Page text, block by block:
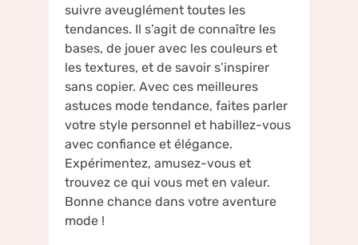
suivre aveuglément toutes les
tendances. Il s’agit de connaître les
bases, de jouer avec les couleurs et
les textures, et de savoir s’inspirer
sans copier. Avec ces meilleures
astuces mode tendance, faites parler
votre style personnel et habillez-vous
avec confiance et élégance.
Expérimentez, amusez-vous et
trouvez ce qui vous met en valeur.
Bonne chance dans votre aventure
mode !